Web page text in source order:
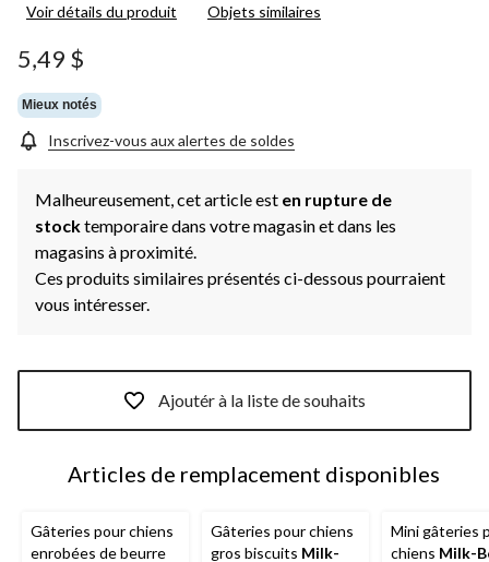
Voir détails du produit Objets similaires
5,49 $
Mieux notés
Inscrivez-vous aux alertes de soldes
Malheureusement, cet article est en rupture de
stocktemporaire dans votre magasin et dans les
magasins à proximité.
Ces produits similaires présentés ci-dessous pourraient
vous intéresser.
Ajoutér à la liste de souhaits
Articles de remplacement disponibles
Gâteries pour chiens
enrobées de beurre
Gâteries pour chiens
gros biscuits Milk-
Mini gâteries
chiens Milk-